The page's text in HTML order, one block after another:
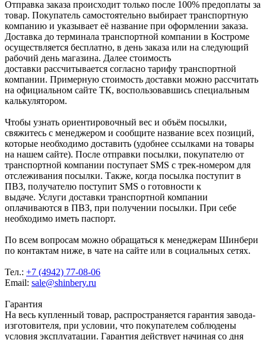
Отправка заказа происходит только после 100% предоплаты за
товар. Покупатель самостоятельно выбирает транспортную
компанию и указывает её название при оформлении заказа.
Доставка до терминала транспортной компании в Костроме
осуществляется бесплатно, в день заказа или на следующий
рабочий день магазина. Далее стоимость
доставки рассчитывается согласно тарифу транспортной
компании. Примерную стоимость доставки можно рассчитать
на официальном сайте ТК, воспользовавшись специальным
калькулятором.
Чтобы узнать ориентировочный вес и объём посылки,
свяжитесь с менеджером и сообщите название всех позиций,
которые необходимо доставить (удобнее ссылками на товары
на нашем сайте). После отправки посылки, покупателю от
транспортной компании поступает SMS с трек-номером для
отслеживания посылки. Также, когда посылка поступит в
ПВЗ, получателю поступит SMS о готовности к
выдаче. Услуги доставки транспортной компании
оплачиваются в ПВЗ, при получении посылки. При себе
необходимо иметь паспорт.
По всем вопросам можно обращаться к менеджерам Шинбери
по контактам ниже, в чате на сайте или в социальных сетях.
Тел.: +7 (4942) 77-08-06
Email: sale@shinbery.ru
Гарантия
На весь купленный товар, распространяется гарантия завода-
изготовителя, при условии, что покупателем соблюдены
условия эксплуатации. Гарантия действует начиная со дня